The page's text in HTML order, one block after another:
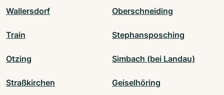
Wallersdorf Oberschneiding
Train Stephansposching
Otzing Simbach (bei Landau)
Straßkirchen Geiselhöring